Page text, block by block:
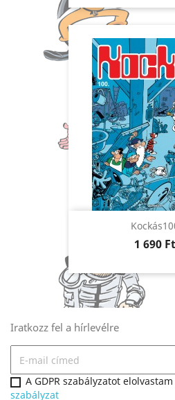
Ár
1 690 Ft
Iratkozz fel a hírlevélre
A GDPR szabályzatot
szabályzat